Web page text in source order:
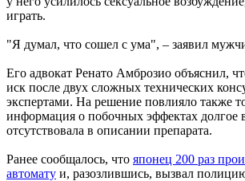
играть.
"Я думал, что сошел с ума", – заявил
Его адвокат Ренато Амброзио объяснил,
иск после двух сложных технических
экспертами. На решение повлияло также
информация о побочных эффектах долгое
отсутствовала в описании препарата.
Ранее сообщалось, что японец 200 раз
автомату и, разозлившись, вызвал